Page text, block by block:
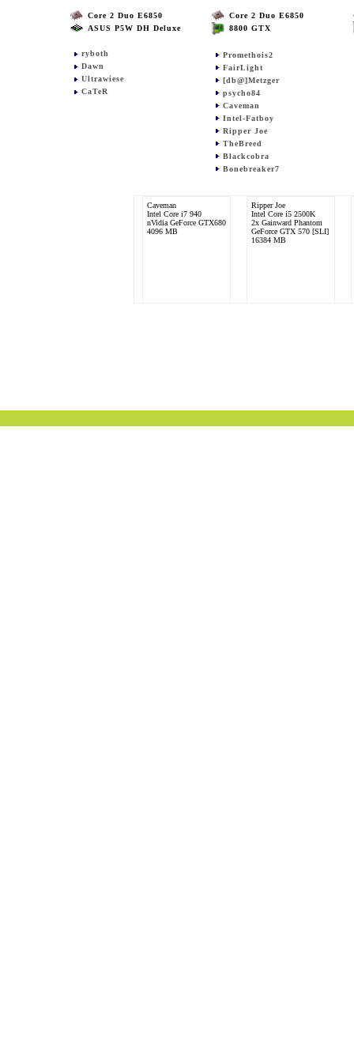
Core 2 Duo E6850
ASUS P5W DH Deluxe
ryboth
Dawn
Ultrawiese
CaTeR
Core 2 Duo E6850
8800 GTX
Promethois2
FairLight
[db@]Metzger
psycho84
Caveman
Intel-Fatboy
Ripper Joe
TheBreed
Blackcobra
Bonebreaker7
Caveman
Intel Core i7 940
nVidia GeForce GTX680
4096 MB
Ripper Joe
Intel Core i5 2500K
2x Gainward Phantom
GeForce GTX 570 [SLI]
16384 MB